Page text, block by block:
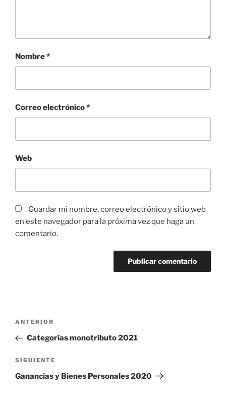
Nombre*
Correo electrónico*
Web
Guardar mi nombre, correo electrónico y sitio web
en este navegador para la próxima vez que haga un
comentario.
Navegación
entradas
Entrada
anterior
ANTERIOR
Categorías monotributo 2021
Siguiente
entrada
SIGUIENTE
Ganancias y Bienes Personales 2020